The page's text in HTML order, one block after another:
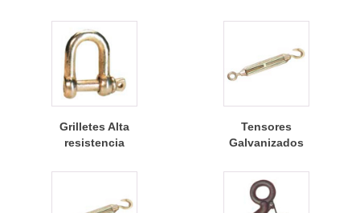
Grilletes Alta
resistencia
Tensores
Galvanizados